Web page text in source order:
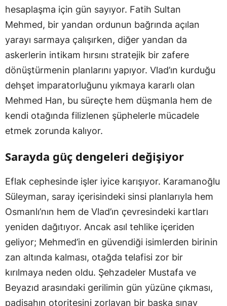
hesaplaşma için gün sayıyor. Fatih Sultan
Mehmed, bir yandan ordunun bağrında açılan
yarayı sarmaya çalışırken, diğer yandan da
askerlerin intikam hırsını stratejik bir zafere
dönüştürmenin planlarını yapıyor. Vlad’ın kurduğu
dehşet imparatorluğunu yıkmaya kararlı olan
Mehmed Han, bu süreçte hem düşmanla hem de
kendi otağında filizlenen şüphelerle mücadele
etmek zorunda kalıyor.
Sarayda güç dengeleri değişiyor
Eflak cephesinde işler iyice karışıyor. Karamanoğlu
Süleyman, saray içerisindeki sinsi planlarıyla hem
Osmanlı’nın hem de Vlad’ın çevresindeki kartları
yeniden dağıtıyor. Ancak asıl tehlike içeriden
geliyor; Mehmed’in en güvendiği isimlerden birinin
zan altında kalması, otağda telafisi zor bir
kırılmaya neden oldu. Şehzadeler Mustafa ve
Beyazıd arasındaki gerilimin gün yüzüne çıkması,
padişahın otoritesini zorlayan bir başka sınav